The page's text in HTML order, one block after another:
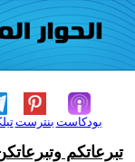
بنترست بودكاست
تبرعاتكم